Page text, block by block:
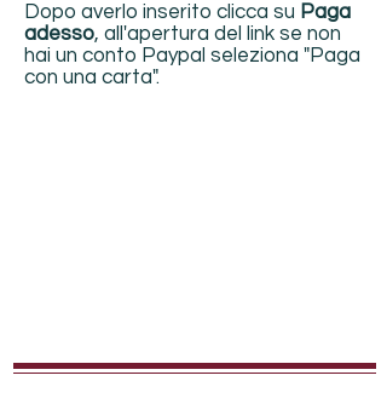
Dopo averlo inserito clicca su Paga
adesso, all'apertura del link se non
hai un conto Paypal seleziona "Paga
con una carta".